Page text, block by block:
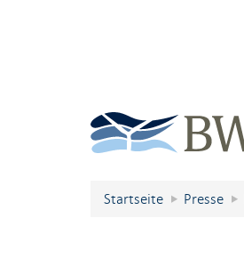
Startseite Presse